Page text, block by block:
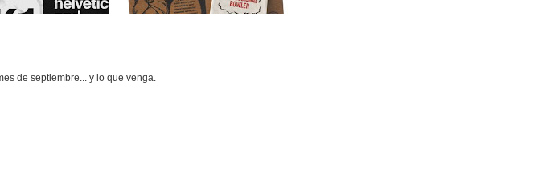
de septiembre... y lo que venga.